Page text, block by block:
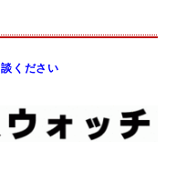
ください